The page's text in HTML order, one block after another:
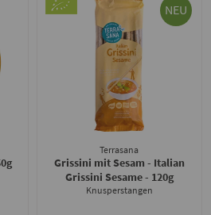
NEU
Terrasana
Grissini mit Sesam - Italian
Grissini Sesame- 120g
Knusperstangen